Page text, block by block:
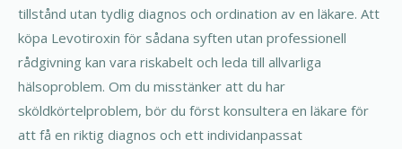
tillstånd utan tydlig diagnos och ordination av en läkare. Att
köpa Levotiroxin för sådana syften utan professionell
rådgivning kan vara riskabelt och leda till allvarliga
hälsoproblem. Om du misstänker att du har
sköldkörtelproblem, bör du först konsultera en läkare för
att få en riktig diagnos och ett individanpassat